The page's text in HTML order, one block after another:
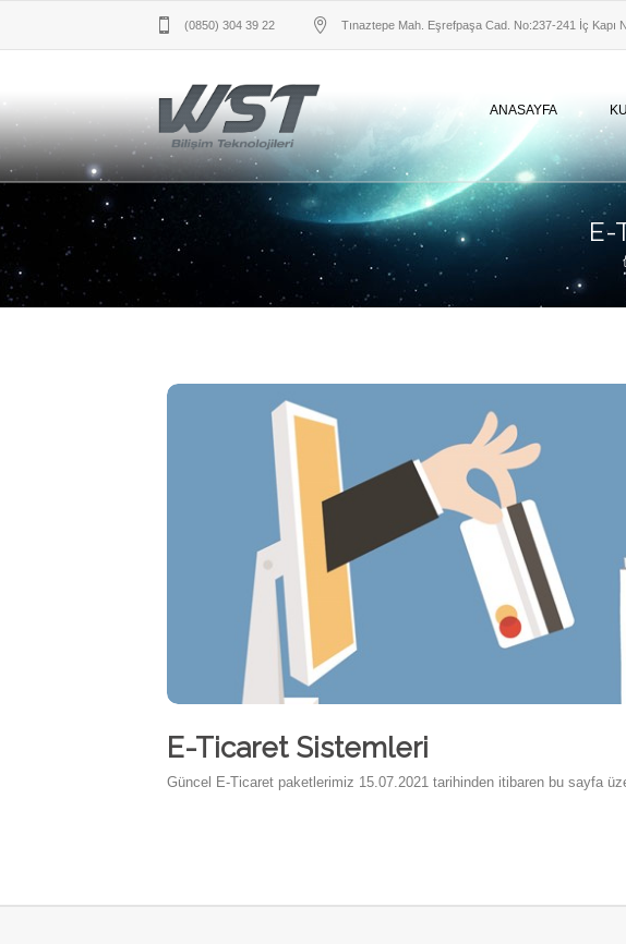
(0850) 304 39 22 Tınaztepe Mah. Eşrefpaşa Cad. No:237-241 İç Kapı
ANASAYFA
E-
E-Ticaret Sistemleri
Güncel E-Ticaret paketlerimiz 15.07.2021 tarihinden itibaren bu sayfa